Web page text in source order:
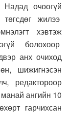
очоогүй
жилээ
хэвтэж
болохоор
анх очиход
шижигнэсэн
редактороор
ангийн 10
гарчихсан